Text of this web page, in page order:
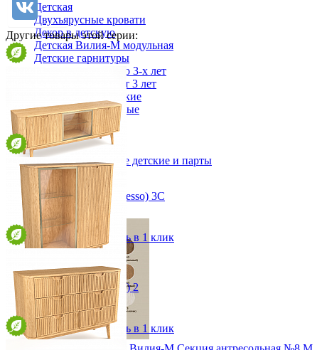
Детская
Двухъярусные кровати
Декор в детскую
Детская Вилия-М модульная
Детские гарнитуры
Детские кровати до 3-х лет
Детские кровати от 3 лет
Комоды классические
Комоды пеленальные
Кровати домики
Полки детские
Стеллажи детские
Столы письменные детские и парты
Тумбы для детей
Шведская стенка
Шкафы детские
Ящики и короба
Другие товары этой серии:
Тумба ТВ Рифлессо (Riflesso) 3С
от 102 239 ₽
167,8х66,2х42 см
В корзину Быстро купить в 1 клик
Буфет Рифлессо (Riflesso) 2
от 146 318 ₽
117,5х136х42 см
В корзину Быстро купить в 1 клик